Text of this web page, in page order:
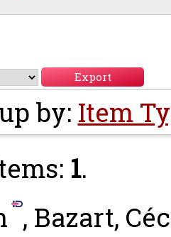
by: Item
1.
, Bazart,